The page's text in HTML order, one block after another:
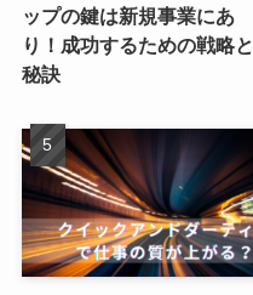
ップの鍵は新規事業にあ
り！成功するための戦略と
秘訣